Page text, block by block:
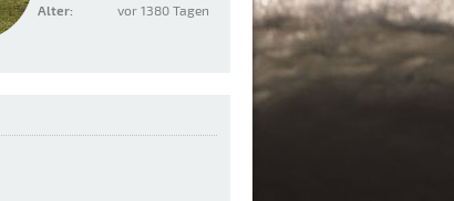
Alter:
vor 1380 Tagen